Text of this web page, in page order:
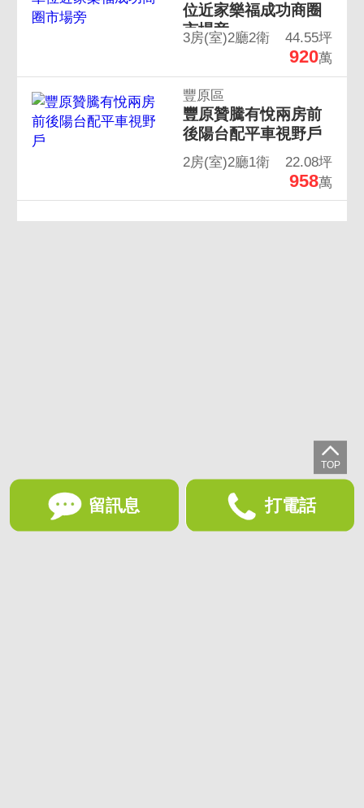
位近家樂福成功商圈
市場旁
3房(室)2廳2衛 44.55坪
920萬
豐原區
豐原贊騰有悅兩房前
後陽台配平車視野戶
2房(室)2廳1衛 22.08坪
958萬
留訊息 打電話